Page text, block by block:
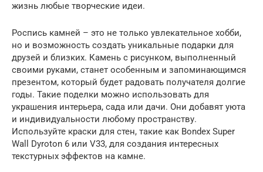
жизнь любые творческие идеи.
Роспись камней – это не только увлекательное хобби,
но и возможность создать уникальные подарки для
друзей и близких. Камень с рисунком, выполненный
своими руками, станет особенным и запоминающимся
презентом, который будет радовать получателя долгие
годы. Такие поделки можно использовать для
украшения интерьера, сада или дачи. Они добавят уюта
и индивидуальности любому пространству.
Используйте краски для стен, такие как Bondex Super
Wall Dyroton 6 или V33, для создания интересных
текстурных эффектов на камне.